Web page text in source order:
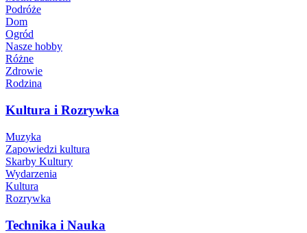
Podróże
Dom
Ogród
Nasze hobby
Różne
Zdrowie
Rodzina
Kultura i Rozrywka
Muzyka
Zapowiedzi kultura
Skarby Kultury
Wydarzenia
Kultura
Rozrywka
Technika i Nauka